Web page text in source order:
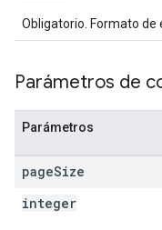
Obligatorio. Formato
Parámetros de
Parámetros
pageSize
integer